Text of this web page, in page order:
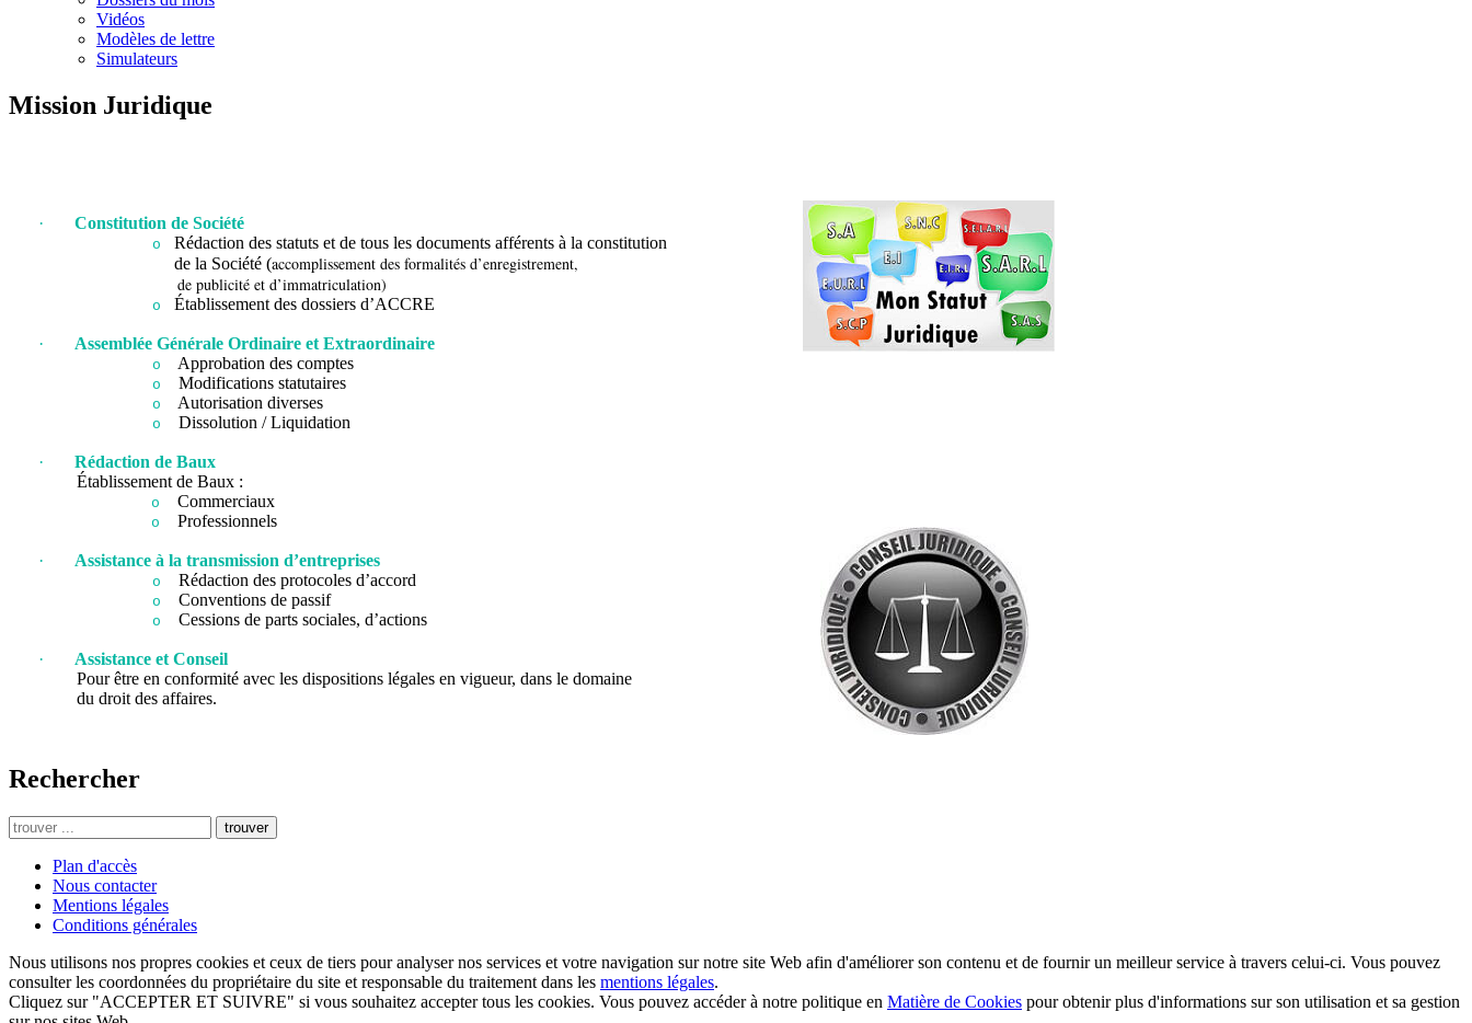
Vidéos
Modèles de lettre
Simulateurs
Mission Juridique
· Constitution de Société
o
Rédaction des statuts et de tous les documents afférents à la constitution
de la Société (accomplissement des formalités d’enregistrement,
de publicité et d’immatriculation)
o Établissement des dossiers d’ACCRE
· Assemblée Générale Ordinaire et Extraordinaire
o Approbation des comptes
o Modifications statutaires
o Autorisation diverses
o Dissolution / Liquidation
·
Rédaction de Baux
Établissement de Baux :
o Commerciaux
o Professionnels
· Assistance à la transmission d’entreprises
o Rédaction des protocoles d’accord
o Conventions de passif
o Cessions de parts sociales, d’actions
·
Assistance et Conseil
Pour être en conformité avec les dispositions légales en vigueur, dans le domaine
du droit des affaires.
Rechercher
trouver
Plan d'accès
Nous contacter
Mentions légales
Conditions générales
Nous utilisons nos propres cookies et ceux de tiers pour analyser nos services et votre navigation sur notre site Web afin d'améliorer son contenu et de fournir un meilleur service à travers celui-ci. Vous pouvez
consulter les coordonnées du propriétaire du site et responsable du traitement dans les mentions légales.
Cliquez sur "ACCEPTER ET SUIVRE" si vous souhaitez accepter tous les cookies. Vous pouvez accéder à notre politique en Matière de Cookies pour obtenir plus d'informations sur son utilisation et sa gestion